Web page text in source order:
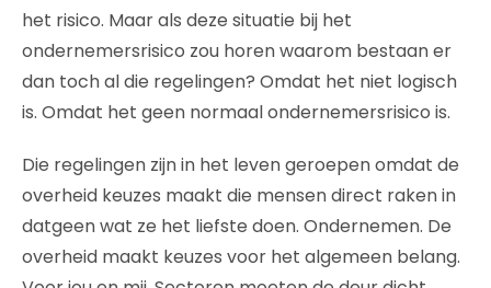
het risico. Maar als deze situatie bij het
ondernemersrisico zou horen waarom bestaan er
dan toch al die regelingen? Omdat het niet logisch
is. Omdat het geen normaal ondernemersrisico is.
Die regelingen zijn in het leven geroepen omdat de
overheid keuzes maakt die mensen direct raken in
datgeen wat ze het liefste doen. Ondernemen. De
overheid maakt keuzes voor het algemeen belang.